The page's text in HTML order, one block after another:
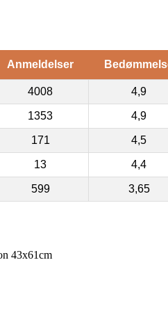
Anmeldelser
4008 4,9
1353 4,9
171 4,5
13 4,4
599 3,65
43x61cm